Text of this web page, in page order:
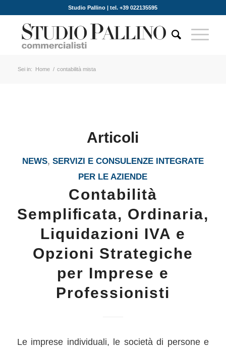
Studio Pallino | tel. +39 022135595
Sei in: Home / contabilità mista
Articoli
NEWS, SERVIZI E CONSULENZE INTEGRATE
PER LE AZIENDE
Contabilità
Sempliﬁcata, Ordinaria,
Liquidazioni IVA e
Opzioni Strategiche
per Imprese e
Professionisti
Le imprese individuali, le società di persone e